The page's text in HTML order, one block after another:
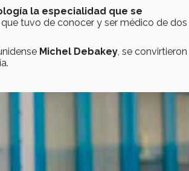
la especialidad que se
tuvo de conocer y ser médico de dos
Michel Debakey , se convirtieron